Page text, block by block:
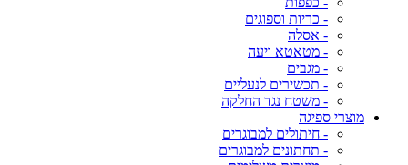
- כריות וספוגים
- אסלה
- מטאטא ויעה
- מגבים
- תכשירים לנעליים
- משטח נגד החלקה
מוצרי ספיגה
- חיתולים למבוגרים
- תחתונים למבוגרים